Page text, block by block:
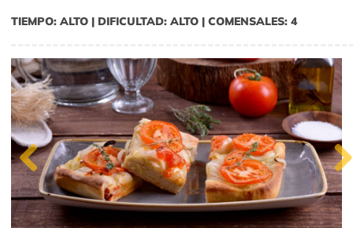
TIEMPO: ALTO | DIFICULTAD: ALTO | COMENSALES: 4
Previous Next